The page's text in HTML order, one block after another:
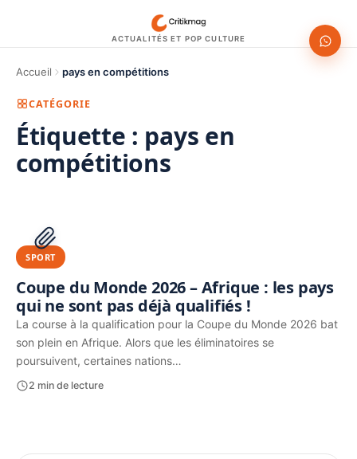
ACTUALITÉS ET POP CULTURE
Accueil pays en compétitions
CATÉGORIE
Étiquette : pays en
compétitions
PUBLICITÉ
SPORT
Coupe du Monde 2026 – Afrique : les pays
qui ne sont pas déjà qualifiés !
La course à la qualification pour la Coupe du Monde 2026 bat
son plein en Afrique. Alors que les éliminatoires se
poursuivent, certaines nations…
2 min de lecture